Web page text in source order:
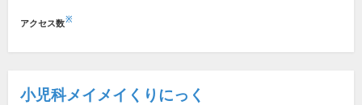
アクセス数※
小児科メイメイくりにっく